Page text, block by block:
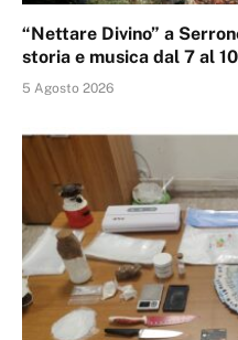
“Nettare Divino” a
storia e musica dal 7 al
5 Agosto 2026